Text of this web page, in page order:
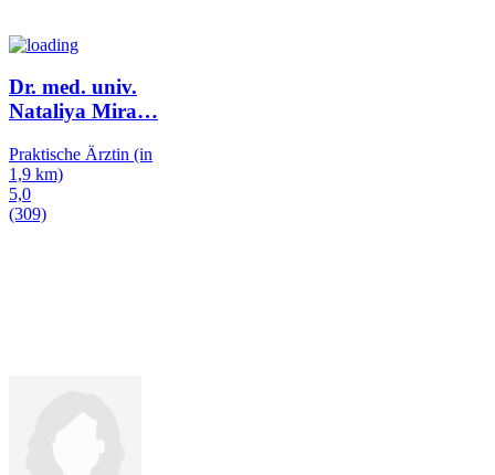
Dr. med. univ.
Nataliya Mira…
Praktische Ärztin (in
1,9 km)
5,0
(309)